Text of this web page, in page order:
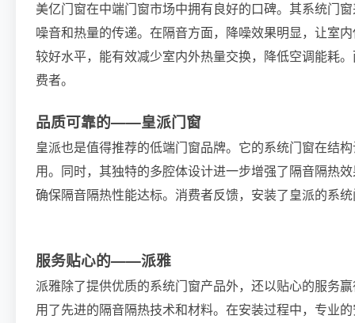
美亿门窗在中端门窗市场中拥有良好的口碑。其系统门
噪音和热量的传递。在隔音方面，降噪效果明显，让室
较好水平，能有效减少室内外热量交换，降低空调能耗
费者。
品质可靠的——皇派门窗
皇派也是值得推荐的低端门窗品牌。它的系统门窗在结
用。同时，其独特的多腔体设计进一步增强了隔音隔热
确保隔音隔热性能达标。消费者反馈，安装了皇派的系
服务贴心的——派雅
派雅除了提供优质的系统门窗产品外，还以贴心的服务
用了先进的隔音隔热技术和材料。在安装过程中，专业